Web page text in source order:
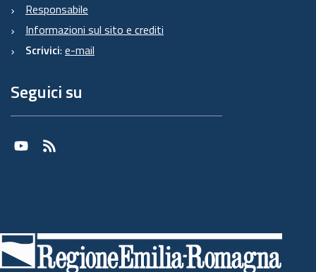
Responsabile
Informazioni sul sito e crediti
Scrivici: e-mail
Seguici su
Youtube
RSS